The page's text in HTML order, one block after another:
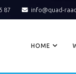
87 info@quad-
HOME